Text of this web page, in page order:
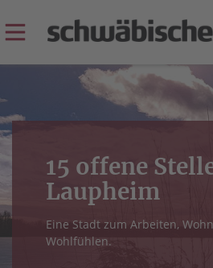
15 offene
Laupheim
Eine Stadt zum Arbeiten,
Wohlfühlen.